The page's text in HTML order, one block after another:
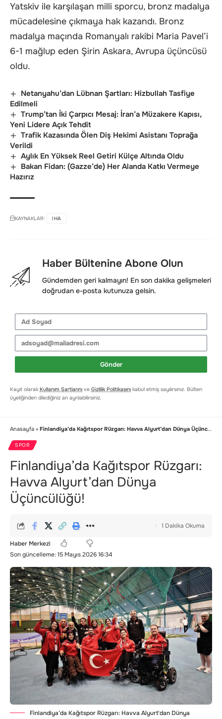
Yatskiv ile karşılaşan milli sporcu, bronz madalya
mücadelesine çıkmaya hak kazandı. Bronz
madalya maçında Romanyalı rakibi Maria Pavel’i
6-1 mağlup eden Şirin Askara, Avrupa üçüncüsü
oldu.
Netanyahu’dan Lübnan Şartları: Hizbullah Tasfiye
Edilmeli
Trump’tan İki Çarpıcı Mesaj: İran’a Müzakere Kapısı,
Yeni Lidere Açık Tehdit
Trafik Kazasında Ölen Diş Hekimi Asistanı Toprağa
Verildi
Aylık En Yüksek Reel Getiri Külçe Altında Oldu
Bakan Fidan: (Gazze’de) Her Alanda Katkı Vermeye
Hazırız
KAYNAKLAR: IHA
Haber Bültenine Abone Olun
Gündemden geri kalmayın! En son dakika gelişmeleri
doğrudan e-posta kutunuza gelsin.
Gönder
Kayıt olarak Kullanım Şartlarını ve Gizlilik Politikasını kabul etmiş sayılırsınız. Bülten
üyeliğinden dilediğiniz an ayrılabilirsiniz.
Anasayfa » Finlandiya’da Kağıtspor Rüzgarı: Havva Alyurt’dan Dünya Üçüncülüğü!
SPOR
Finlandiya’da Kağıtspor Rüzgarı:
Havva Alyurt’dan Dünya
Üçüncülüğü!
Son güncelleme: 15 Mayıs 2026 16:34
Haber Merkezi
1 Dakika Okuma
Finlandiya’da Kağıtspor Rüzgarı: Havva Alyurt'dan Dünya